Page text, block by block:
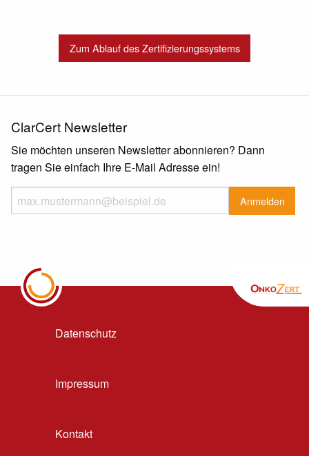
Zum Ablauf des Zertifizierungssystems
ClarCert Newsletter
Sie möchten unseren Newsletter abonnieren? Dann
tragen Sie einfach Ihre E-Mail Adresse ein!
Datenschutz
Impressum
Kontakt